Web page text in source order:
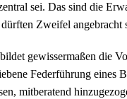
sei. Das sind die
Zweifel angebracht
gewissermaßen die
Federführung eines
mitberatend